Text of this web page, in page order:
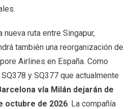
nueva ruta entre Singapur,
también una reorganización de
Airlines en España. Como
y SQ377 que actualmente
vía Milán dejarán de
octubre de 2026. La compañía